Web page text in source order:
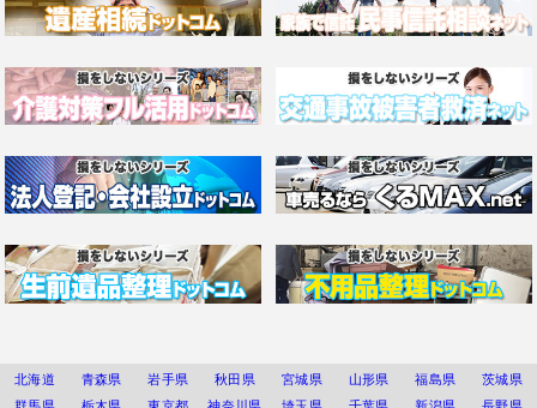
北海道 青森県 岩手県 秋田県 宮城県 山形県 福島県
茨城県
群馬県
栃木県 東京都 神奈川県 埼玉県 千葉県 新潟県 長野県